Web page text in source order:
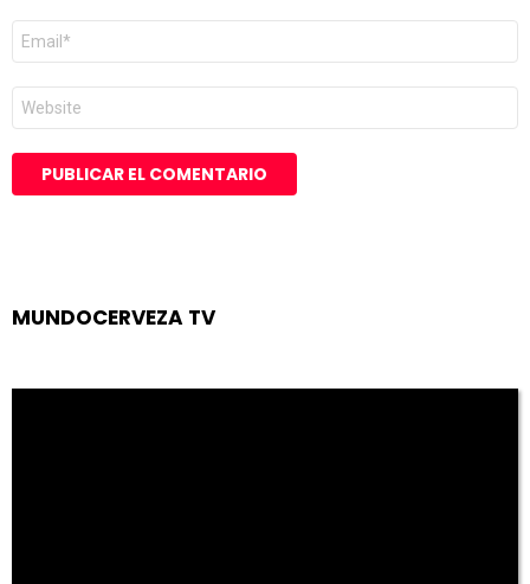
Correo
electrónico
*
Web
MUNDOCERVEZA TV